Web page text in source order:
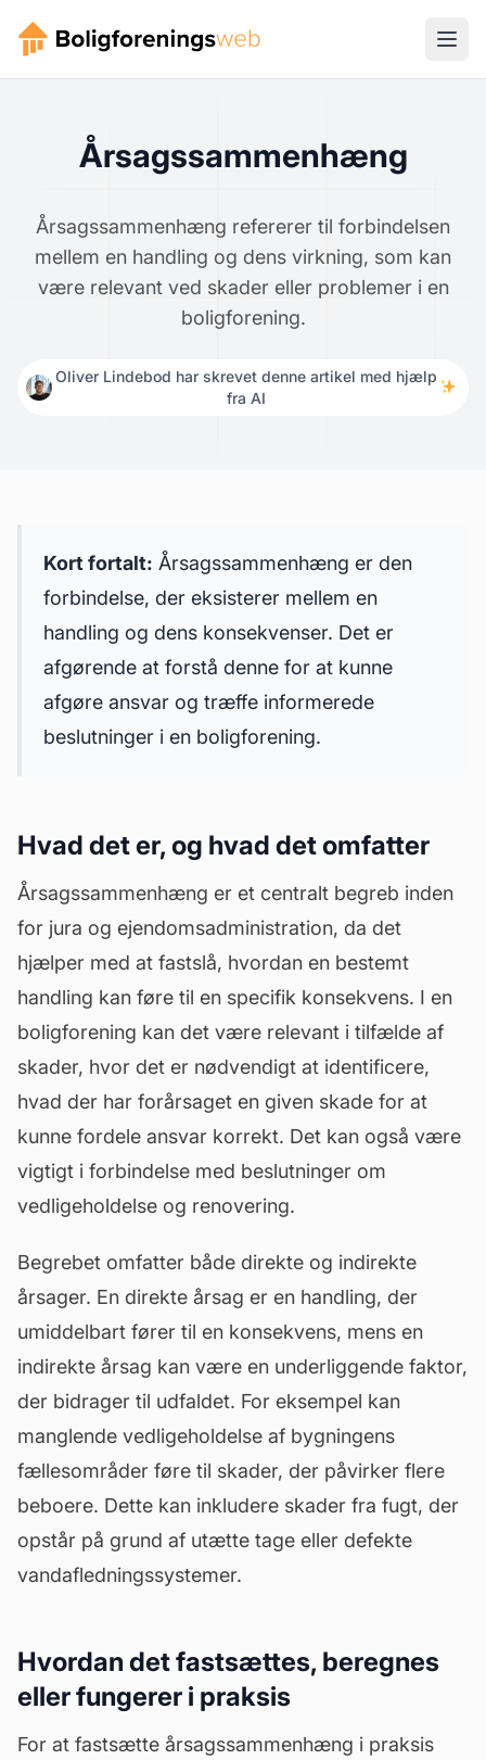
Årsagssammenhæng
Årsagssammenhæng refererer til forbindelsen
mellem en handling og dens virkning, som kan
være relevant ved skader eller problemer i en
boligforening.
Oliver Lindebod har skrevet denne artikel med hjælp
fra AI
Kort fortalt: Årsagssammenhæng er den
forbindelse, der eksisterer mellem en
handling og dens konsekvenser. Det er
afgørende at forstå denne for at kunne
afgøre ansvar og træffe informerede
beslutninger i en boligforening.
Hvad det er, og hvad det omfatter
Årsagssammenhæng er et centralt begreb inden
for jura og ejendomsadministration, da det
hjælper med at fastslå, hvordan en bestemt
handling kan føre til en specifik konsekvens. I en
boligforening kan det være relevant i tilfælde af
skader, hvor det er nødvendigt at identificere,
hvad der har forårsaget en given skade for at
kunne fordele ansvar korrekt. Det kan også være
vigtigt i forbindelse med beslutninger om
vedligeholdelse og renovering.
Begrebet omfatter både direkte og indirekte
årsager. En direkte årsag er en handling, der
umiddelbart fører til en konsekvens, mens en
indirekte årsag kan være en underliggende faktor,
der bidrager til udfaldet. For eksempel kan
manglende vedligeholdelse af bygningens
fællesområder føre til skader, der påvirker flere
beboere. Dette kan inkludere skader fra fugt, der
opstår på grund af utætte tage eller defekte
vandafledningssystemer.
Hvordan det fastsættes, beregnes
eller fungerer i praksis
For at fastsætte årsagssammenhæng i praksis